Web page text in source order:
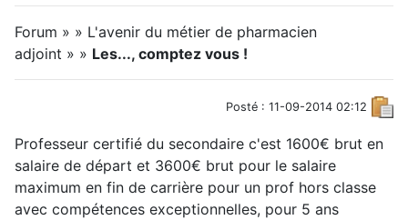
Forum » » L'avenir du métier de pharmacien
adjoint » » Les..., comptez vous !
Posté : 11-09-2014 02:12
Professeur certifié du secondaire c'est 1600€ brut en
salaire de départ et 3600€ brut pour le salaire
maximum en fin de carrière pour un prof hors classe
avec compétences exceptionnelles, pour 5 ans